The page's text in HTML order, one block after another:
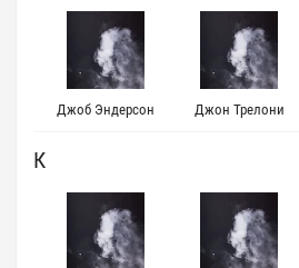
Джоб Эндерсон Джон Трелони
К